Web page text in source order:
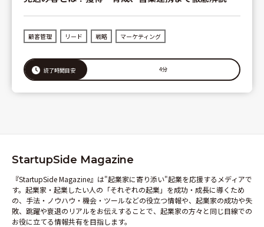
顧客管理 リード 戦略 マーケティング
読了時間目安 4分
StartupSide Magazine
『StartupSide Magazine』は"起業家に寄り添い"起業を応援するメディアで
す。起業家・起業したい人の「それぞれの起業」を成功・成長に導くため
の、手法・ノウハウ・機会・ツールなどの役立つ情報や、起業家の成功や失
敗、跳躍や衰退のリアルをお伝えすることで、起業家の方々と同じ目線での
お役に立てる情報共有を目指します。